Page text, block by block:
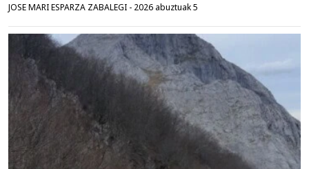
JOSE MARI ESPARZA ZABALEGI - 2026 abuztuak 5